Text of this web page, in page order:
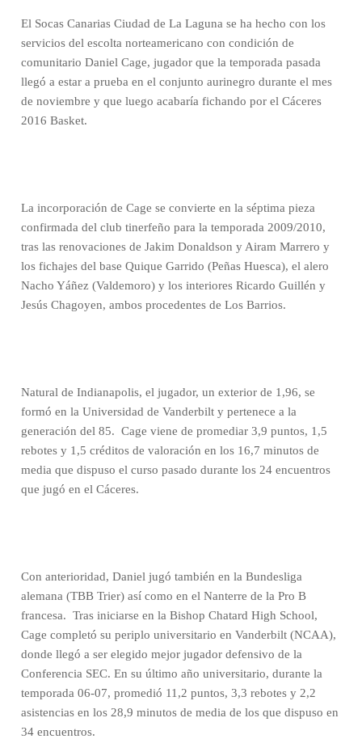
El Socas Canarias Ciudad de La Laguna se ha hecho con los
servicios del escolta norteamericano con condición de
comunitario Daniel Cage, jugador que la temporada pasada
llegó a estar a prueba en el conjunto aurinegro durante el mes
de noviembre y que luego acabaría fichando por el Cáceres
2016 Basket.
La incorporación de Cage se convierte en la séptima pieza
confirmada del club tinerfeño para la temporada 2009/2010,
tras las renovaciones de Jakim Donaldson y Airam Marrero y
los fichajes del base Quique Garrido (Peñas Huesca), el alero
Nacho Yáñez (Valdemoro) y los interiores Ricardo Guillén y
Jesús Chagoyen, ambos procedentes de Los Barrios.
Natural de Indianapolis, el jugador, un exterior de 1,96, se
formó en la Universidad de Vanderbilt y pertenece a la
generación del 85. Cage viene de promediar 3,9 puntos, 1,5
rebotes y 1,5 créditos de valoración en los 16,7 minutos de
media que dispuso el curso pasado durante los 24 encuentros
que jugó en el Cáceres.
Con anterioridad, Daniel jugó también en la Bundesliga
alemana (TBB Trier) así como en el Nanterre de la Pro B
francesa. Tras iniciarse en la Bishop Chatard High School,
Cage completó su periplo universitario en Vanderbilt (NCAA),
donde llegó a ser elegido mejor jugador defensivo de la
Conferencia SEC. En su último año universitario, durante la
temporada 06-07, promedió 11,2 puntos, 3,3 rebotes y 2,2
asistencias en los 28,9 minutos de media de los que dispuso en
34 encuentros.